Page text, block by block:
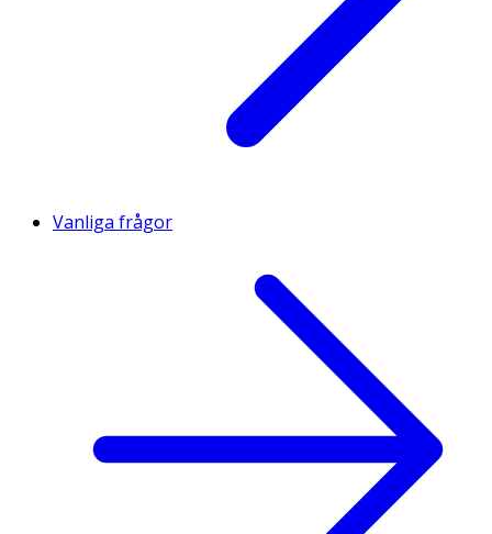
Vanliga frågor